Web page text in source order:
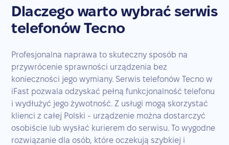
Dlaczego warto wybrać serwis
telefonów Tecno
Profesjonalna naprawa to skuteczny sposób na
przywrócenie sprawności urządzenia bez
konieczności jego wymiany. Serwis telefonów Tecno w
iFast pozwala odzyskać pełną funkcjonalność telefonu
i wydłużyć jego żywotność. Z usługi mogą skorzystać
klienci z całej Polski - urządzenie można dostarczyć
osobiście lub wysłać kurierem do serwisu. To wygodne
rozwiązanie dla osób, które oczekują szybkiej i